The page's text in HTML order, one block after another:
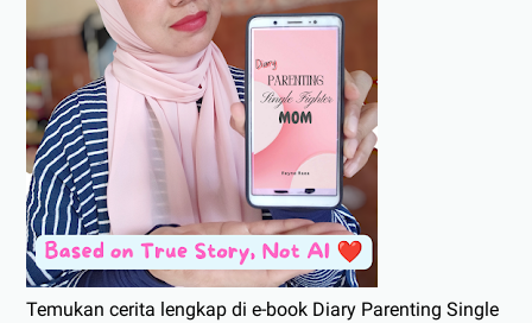
Temukan cerita lengkap di e-book Diary Parenting Single